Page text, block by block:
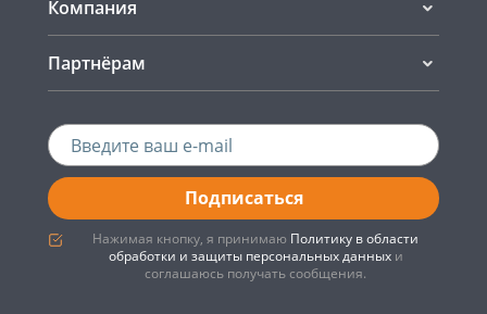
Компания
Партнёрам
Подписаться
Нажимая кнопку, я принимаю Политику в области
обработки и защиты персональных данныхи
соглашаюсь получать сообщения.